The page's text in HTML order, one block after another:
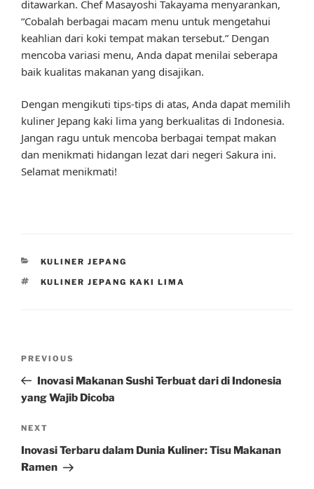
ditawarkan. Chef Masayoshi Takayama menyarankan,
“Cobalah berbagai macam menu untuk mengetahui
keahlian dari koki tempat makan tersebut.” Dengan
mencoba variasi menu, Anda dapat menilai seberapa
baik kualitas makanan yang disajikan.
Dengan mengikuti tips-tips di atas, Anda dapat memilih
kuliner Jepang kaki lima yang berkualitas di Indonesia.
Jangan ragu untuk mencoba berbagai tempat makan
dan menikmati hidangan lezat dari negeri Sakura ini.
Selamat menikmati!
CATEGORIES
KULINER JEPANG
TAGS
KULINER JEPANG KAKI LIMA
Previous
Post
PREVIOUS
Inovasi Makanan Sushi Terbuat dari di Indonesia
yang Wajib Dicoba
Next
Post
NEXT
Inovasi Terbaru dalam Dunia Kuliner: Tisu Makanan
Ramen